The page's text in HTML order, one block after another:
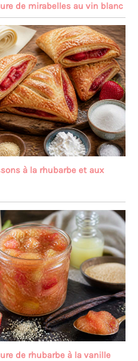
de mirabelles au vin blanc
à la rhubarbe et aux
de rhubarbe à la vanille